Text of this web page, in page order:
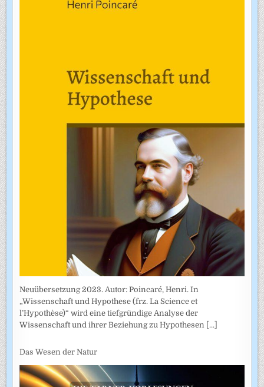
Neuübersetzung 2023. Autor: Poincaré, Henri. In
„Wissenschaft und Hypothese (frz. La Science et
l’Hypothèse)“ wird eine tiefgründige Analyse der
Wissenschaft und ihrer Beziehung zu Hypothesen [...]
Das Wesen der Natur